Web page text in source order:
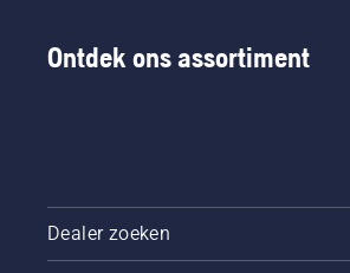
Ontdek ons assortiment
Dealer zoeken